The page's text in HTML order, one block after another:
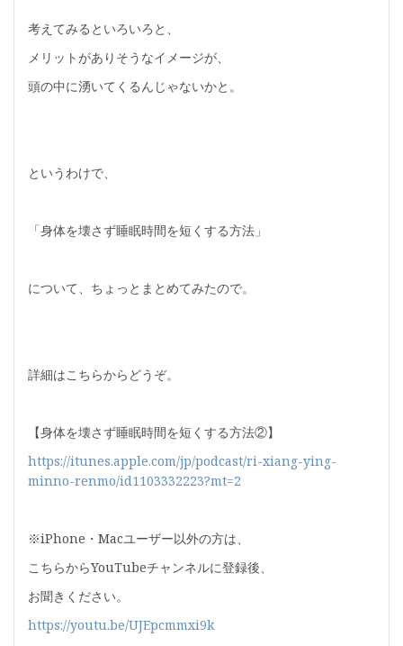
考えてみるといろいろと、
メリットがありそうなイメージが、
頭の中に湧いてくるんじゃないかと。
というわけで、
「身体を壊さず睡眠時間を短くする方法」
について、ちょっとまとめてみたので。
詳細はこちらからどうぞ。
【身体を壊さず睡眠時間を短くする方法②】
https://itunes.apple.com/jp/podcast/ri-xiang-ying-
minno-renmo/id1103332223?mt=2
※iPhone・Macユーザー以外の方は、
こちらからYouTubeチャンネルに登録後、
お聞きください。
https://youtu.be/UJEpcmmxi9k